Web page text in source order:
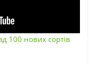
100 нових сортів